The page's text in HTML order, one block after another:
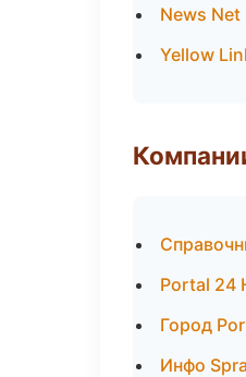
News
Yellow
Portal 24
Город
Инфо